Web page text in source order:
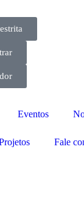
Eventos
Fale